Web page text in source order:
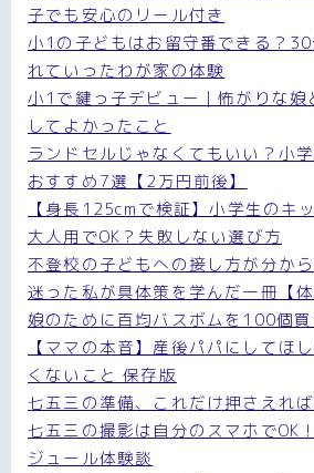
子でも安心のリール付き
小1の子どもはお留守番できる？
れていったわが家の体験
小1で鍵っ子デビュー｜怖がりな娘
してよかったこと
ランドセルじゃなくてもいい？小
おすすめ7選【2万円前後】
【身長125cmで検証】小学生のキ
大人用でOK？失敗しない選び方
不登校の子どもへの接し方が分か
迷った私が具体策を学んだ一冊【体
娘のために百均バスボムを100個
【ママの本音】産後パパにしてほ
くないこと 保存版
七五三の準備、これだけ押さえれば
七五三の撮影は自分のスマホでOK
ジュール体験談